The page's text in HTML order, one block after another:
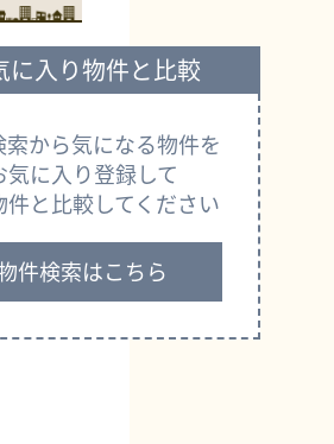
に入り物件と比較
から気になる物件を
気に入り登録して
件と比較してください
件検索はこちら